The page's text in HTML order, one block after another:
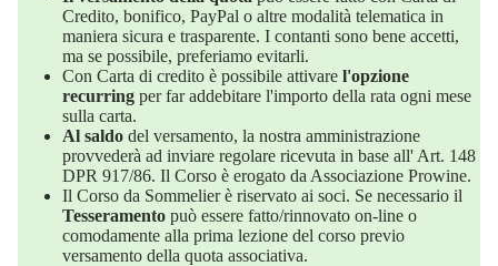
Credito, bonifico, PayPal o altre modalità telematica in
maniera sicura e trasparente. I contanti sono bene accetti,
ma se possibile, preferiamo evitarli.
Con Carta di credito è possibile attivare l'opzione
recurring per far addebitare l'importo della rata ogni mese
sulla carta.
Al saldo del versamento, la nostra amministrazione
provvederà ad inviare regolare ricevuta in base all' Art. 148
DPR 917/86. Il Corso è erogato da Associazione Prowine.
Il Corso da Sommelier è riservato ai soci. Se necessario il
Tesseramento può essere fatto/rinnovato on-line o
comodamente alla prima lezione del corso previo
versamento della quota associativa.